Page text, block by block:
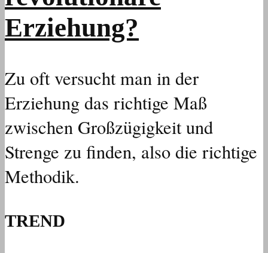
Erziehung?
Zu oft versucht man in der
Erziehung das richtige Maß
zwischen Großzügigkeit und
Strenge zu finden, also die richtige
Methodik.
TREND